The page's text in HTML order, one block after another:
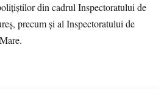
din cadrul Inspectoratului de
precum și al Inspectoratului de